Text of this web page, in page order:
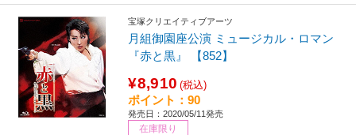
宝塚クリエイティブアーツ
月組御園座公演 ミュージカル・ロマン
『赤と黒』 【852】
¥8,910 (税込)
ポイント：90
発売日：2020/05/11発売
在庫限り